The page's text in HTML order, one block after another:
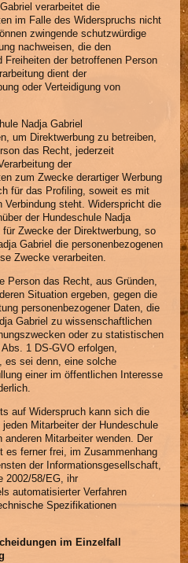
verarbeitet die
im Falle des Widerspruchs nicht
zwingende schutzwürdige
nachweisen, die den
Freiheiten der betroffenen Person
dient der
oder Verteidigung von
Nadja Gabriel
um Direktwerbung zu betreiben,
das Recht, jederzeit
der
zum Zwecke derartiger Werbung
für das Profiling, soweit es mit
Verbindung steht. Widerspricht die
der Hundeschule Nadja
Zwecke der Direktwerbung, so
Gabriel die personenbezogenen
Zwecke verarbeiten.
Person das Recht, aus Gründen,
Situation ergeben, gegen die
personenbezogener Daten, die
Gabriel zu wissenschaftlichen
oder zu statistischen
1 DS-GVO erfolgen,
es sei denn, eine solche
einer im öffentlichen Interesse
auf Widerspruch kann sich die
Mitarbeiter der Hundeschule
anderen Mitarbeiter wenden. Der
es ferner frei, im Zusammenhang
der Informationsgesellschaft,
2002/58/EG, ihr
automatisierter Verfahren
Spezifikationen
im Einzelfall